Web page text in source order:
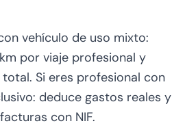
vehículo de uso mixto:
por viaje profesional y
Si eres profesional con
deduce gastos reales y
con NIF.